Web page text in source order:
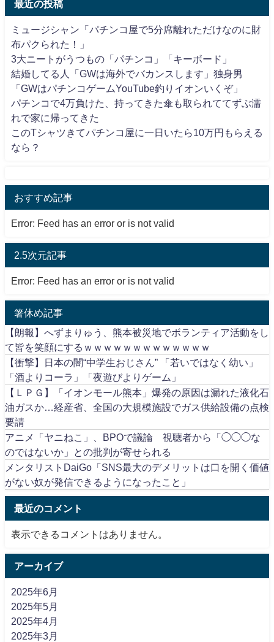
最近の投稿
ミュージシャン「パチンコ屋で5分席離れただけなのに財
布パクられた！」
3大ニートがうつもの「パチンコ」「キーボード」
結婚してる人「GWは海外でバカンスします」独身男
「GWはパチンコゲームYouTube釣りイオンいくぞ」
パチンコで4万負けた、持ってきた傘も取られててずぶ濡
れで家に帰ってきた
このTシャツきてパチンコ屋に一日いたら10万円もらえる
なら？
おすすめ記事
Error: Feed has an error or is not valid
2.5次元記事
Error: Feed has an error or is not valid
箸休め記事
【朗報】へずまりゅう、熊本被災地でボランティア活動をし
て皆を笑顔にするｗｗｗｗｗｗｗｗｗｗｗｗｗ
【衝撃】日本の闇“中学生おじさん” 「若いではなく幼い」
「酒よりコーラ」「夜遊びよりゲーム」
【ＬＰＧ】「イオンモール熊本」爆発の原因は漏れた液化石
油ガスか…経産省、全国の大規模施設でガス供給設備の点検
要請
アニメ「ヤニねこ」、BPOで議論 視聴者から「◯◯◯な
のではないか」との批判が寄せられる
メンタリストDaiGo「SNS最大のデメリットは口を開く価値
がない奴が発信できるようになったこと」
最近のコメント
表示できるコメントはありません。
アーカイブ
2025年6月
2025年5月
2025年4月
2025年3月